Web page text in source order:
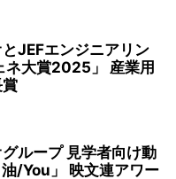
JEFエンジニアリン
ネ大賞2025」 産業用
ループ 見学者向け動
/You」 映文連アワー